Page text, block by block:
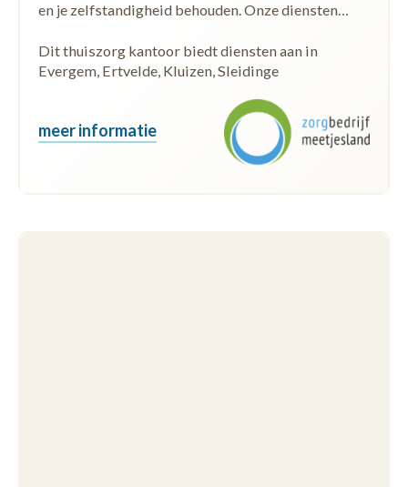
en je zelfstandigheid behouden. Onze diensten…
Dit thuiszorg kantoor biedt diensten aan in
Evergem, Ertvelde, Kluizen, Sleidinge
meer informatie